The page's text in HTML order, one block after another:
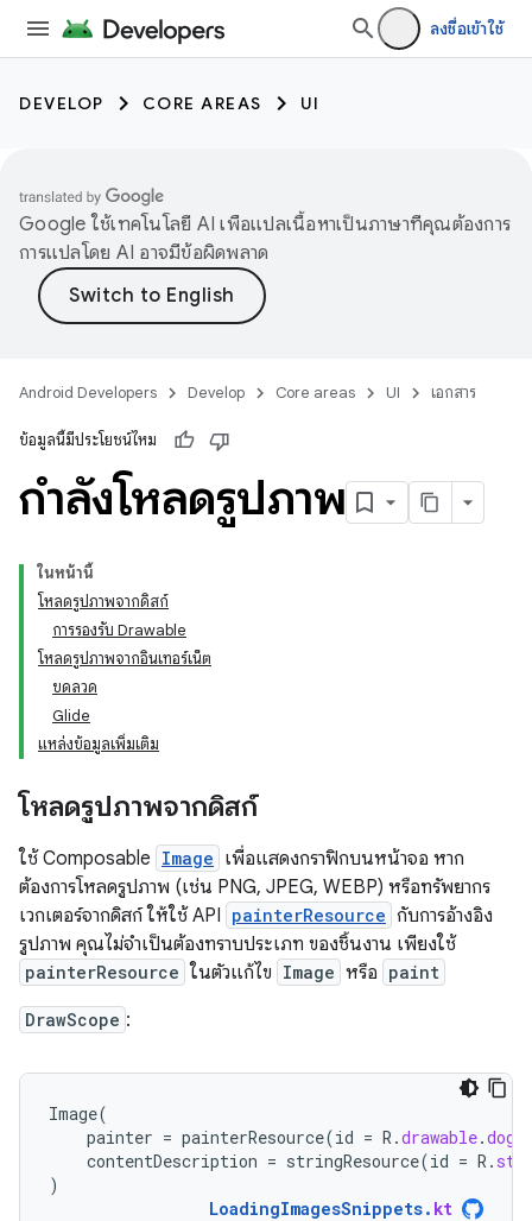
ลงชื่อเข้าใช้
DEVELOP CORE AREAS UI
Google ใช้เทคโนโลยี AI เพื่อแปลเนื้อหาเป็นภาษาที่คุณต้องการ
การแปลโดย AI อาจมีข้อผิดพลาด
Android Developers Develop Core areas UI เอกสาร
ข้อมูลนี้มีประโยชน์ไหม
กำลังโหลดรูปภาพ
ในหน้านี้
โหลดรูปภาพจากดิสก์
การรองรับ Drawable
โหลดรูปภาพจากอินเทอร์เน็ต
ขดลวด
Glide
แหล่งข้อมูลเพิ่มเติม
โหลดรูปภาพจากดิสก์
ใช้ Composable Image เพื่อแสดงกราฟิกบนหน้าจอ หาก
ต้องการโหลดรูปภาพ (เช่น PNG, JPEG, WEBP) หรือทรัพยากร
เวกเตอร์จากดิสก์ ให้ใช้ API painterResource กับการอ้างอิง
รูปภาพ คุณไม่จำเป็นต้องทราบประเภท ของชิ้นงาน เพียงใช้
painterResource ในตัวแก้ไข Image หรือ paint
DrawScope :
Image(
painter = painterResource(id = R .drawable.dog
contentDescription = stringResource(id = R .
)
LoadingImagesSnippets. kt